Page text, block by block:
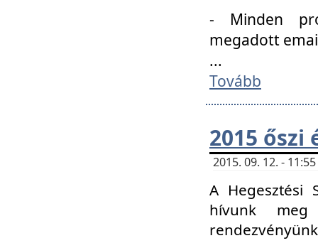
- Minden
megadott
...
Tovább
2015
2015. 09. 12. -
A Hegesztési
hívunk